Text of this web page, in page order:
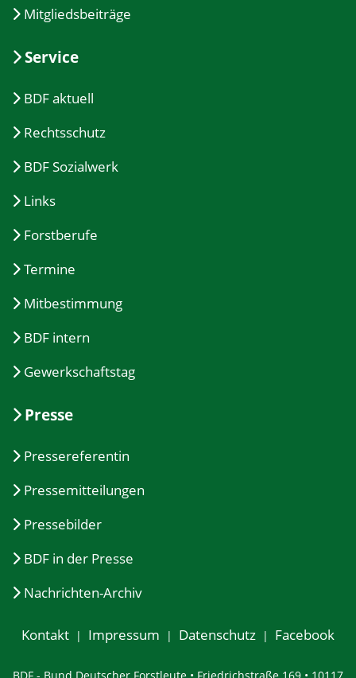
Mitgliedsbeiträge
Service
BDF aktuell
Rechtsschutz
BDF Sozialwerk
Links
Forstberufe
Termine
Mitbestimmung
BDF intern
Gewerkschaftstag
Presse
Pressereferentin
Pressemitteilungen
Pressebilder
BDF in der Presse
Nachrichten-Archiv
Kontakt Impressum Datenschutz Facebook
BDF - Bund Deutscher Forstleute • Friedrichstraße 169 • 10117